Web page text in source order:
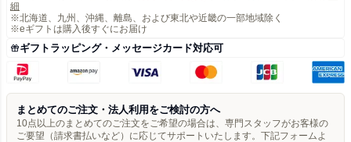
細
※北海道、九州、沖縄、離島、および東北や近畿の一部地域除く
※eギフトは購入後すぐにお届け
ギフトラッピング・メッセージカード対応可
まとめてのご注文・法人利用をご検討の方へ
10点以上のまとめてのご注文をご希望の場合は、専門スタッフがお客様の
ご要望（請求書払いなど）に応じてサポートいたします。下記フォームよ